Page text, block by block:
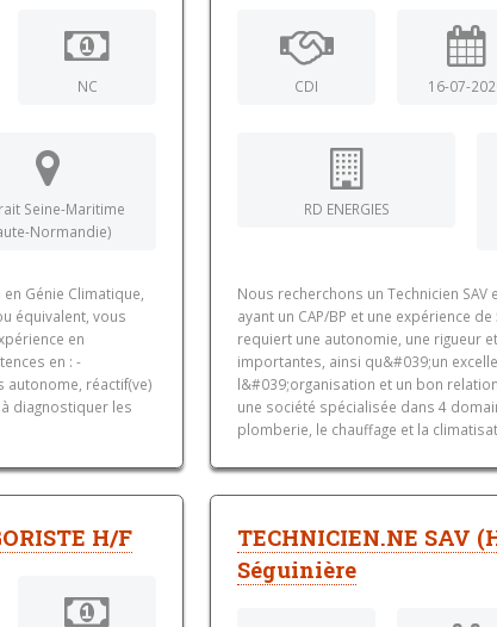
NC
Seine-Maritime
Normandie)
Génie Climatique,
équivalent, vous
en
en : -
autonome, réactif(ve)
diagnostiquer les
CDI 16-07-
RD ENERGIES
Nous recherchons un Technicien SAV
ayant un CAP/BP et une expérience
requiert une autonomie, une rigueur
importantes, ainsi qu&#039;un
l&#039;organisation et un bon
une société spécialisée dans 4
plomberie, le chauffage et la
H/F
TECHNICIEN.NE SAV
Séguinière